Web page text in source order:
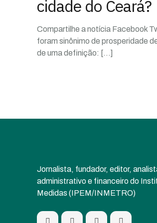
cidade do Ceará?
Compartilhe a notícia Facebook
foram sinônimo de prosperidade
de uma definição: […]
Jornalista, fundador, editor,
administrativo e financeiro do
Medidas (IPEM/INMETRO)